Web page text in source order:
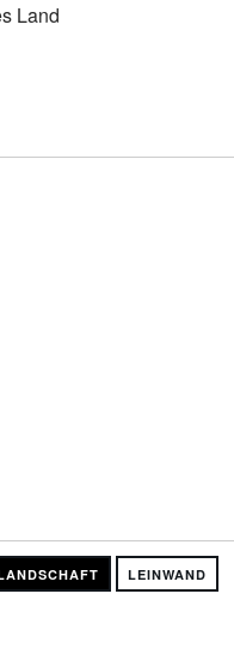
Land
LEINWAND